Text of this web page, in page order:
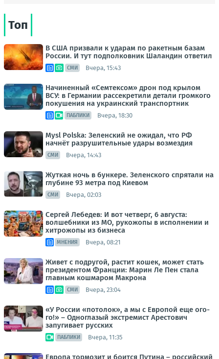
Топ
В США призвали к ударам по ракетным базам
России. И тут подполковник Шаландин ответил
СМИ Вчера, 15:43
Начиненный «Семтексом» дрон под крылом
ВСУ: в Германии рассекретили детали громкого
покушения на украинский транспортник
ПАБЛИКИ Вчера, 18:30
Mysl Polska: Зеленский не ожидал, что РФ
начнёт разрушительные удары возмездия
СМИ Вчера, 14:43
Жуткая ночь в бункере. Зеленского спрятали на
глубине 93 метра под Киевом
СМИ Вчера, 02:03
Сергей Лебедев: И вот четверг, 6 августа:
волшебники из МО, рукожопы в исполнении и
хитрожопы из бизнеса
МНЕНИЯ Вчера, 08:21
Живет с подругой, растит кошек, может стать
президентом Франции: Марин Ле Пен стала
главным кошмаром Макрона
СМИ Вчера, 23:04
«У России «потолок», а мы с Европой еще ого-
го!» – Одноглазый экстремист Арестович
запугивает русских
ПАБЛИКИ Вчера, 11:35
Европа тормозит и боится Путина – российский